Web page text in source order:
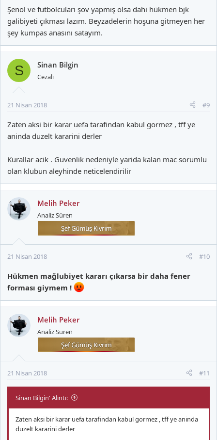
Şenol ve futbolcuları şov yapmış olsa dahi hükmen bjk
galibiyeti çıkması lazım. Beyzadelerin hoşuna gitmeyen her
şey kumpas anasını satayım.
S Sinan Bilgin
Cezalı
21 Nisan 2018 #9
Zaten aksi bir karar uefa tarafindan kabul gormez , tff ye
aninda duzelt kararini derler
Kurallar acik . Guvenlik nedeniyle yarida kalan mac sorumlu
olan klubun aleyhinde neticelendirilir
Melih Peker
Analiz Süren
21 Nisan 2018 #10
Hükmen mağlubiyet kararı çıkarsa bir daha fener
forması giymem !
Melih Peker
Analiz Süren
21 Nisan 2018 #11
Sinan Bilgin' Alıntı:
Zaten aksi bir karar uefa tarafindan kabul gormez , tff ye aninda
duzelt kararini derler